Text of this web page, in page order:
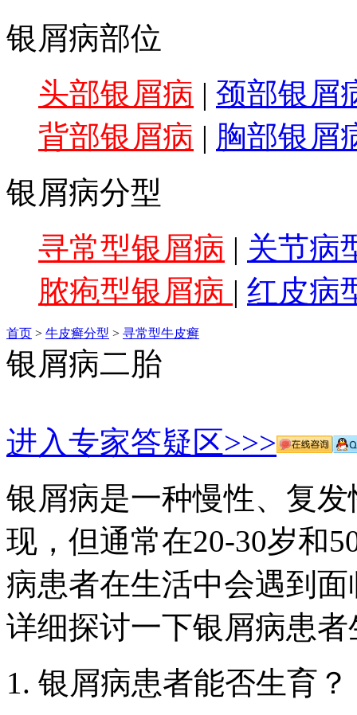
银屑病部位
头部银屑病 | 颈部银屑
背部银屑病 | 胸部银屑
银屑病分型
寻常型银屑病 | 关节病
脓疱型银屑病 | 红皮病
首页 > 牛皮癣分型 > 寻常型牛皮癣
银屑病二胎
进入专家答疑区>>>
银屑病是一种慢性、复
现，但通常在20-30岁和
病患者在生活中会遇到
详细探讨一下银屑病患
1. 银屑病患者能否生育？